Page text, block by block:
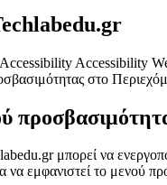
Accessibility
στο
μπορεί να
να εμφανιστεί το μενού